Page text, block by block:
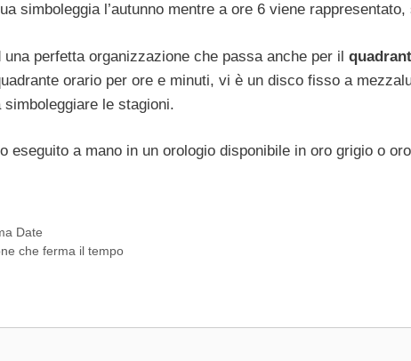
simboleggia l’autunno mentre a ore 6 viene
perfetta organizzazione che passa anche per il
orario per ore e minuti, vi è un disco fisso a
simboleggiare le stagioni.
eseguito a mano in un orologio disponibile in oro grigio o
Date
che ferma il tempo